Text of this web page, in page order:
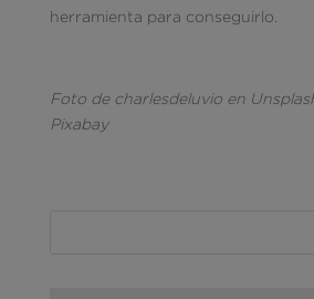
herramienta para conseguirlo.
Foto de charlesdeluvio en
Pixabay